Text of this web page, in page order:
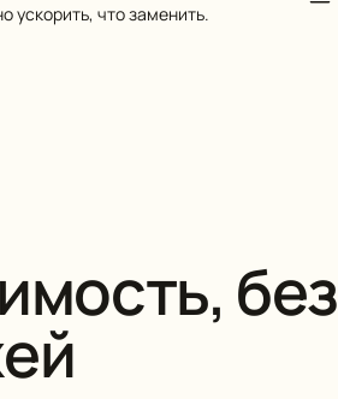
ускорить, что заменить.
без